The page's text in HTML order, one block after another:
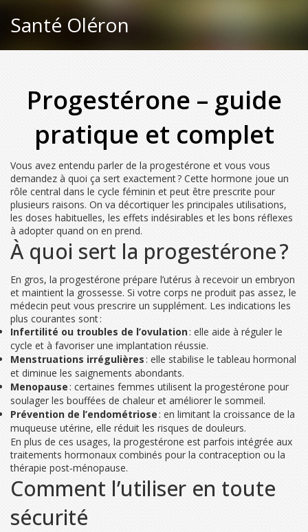
Santé Oléron
Progestérone – guide
pratique et complet
Vous avez entendu parler de la progestérone et vous vous
demandez à quoi ça sert exactement ? Cette hormone joue un
rôle central dans le cycle féminin et peut être prescrite pour
plusieurs raisons. On va décortiquer les principales utilisations,
les doses habituelles, les effets indésirables et les bons réflexes
à adopter quand on en prend.
À quoi sert la progestérone ?
En gros, la progestérone prépare l’utérus à recevoir un embryon
et maintient la grossesse. Si votre corps ne produit pas assez, le
médecin peut vous prescrire un supplément. Les indications les
plus courantes sont :
Infertilité ou troubles de l’ovulation: elle aide à réguler le
cycle et à favoriser une implantation réussie.
Menstruations irrégulières : elle stabilise le tableau hormonal
et diminue les saignements abondants.
Menopause: certaines femmes utilisent la progestérone pour
soulager les bouffées de chaleur et améliorer le sommeil.
Prévention de l’endométriose: en limitant la croissance de la
muqueuse utérine, elle réduit les risques de douleurs.
En plus de ces usages, la progestérone est parfois intégrée aux
traitements hormonaux combinés pour la contraception ou la
thérapie post‑ménopause.
Comment l’utiliser en toute
sécurité